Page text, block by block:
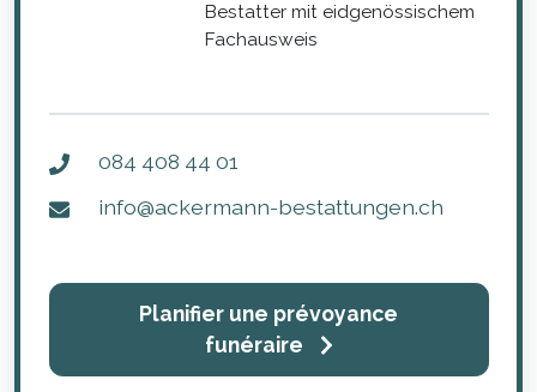
Bestatter mit eidgenössischem
Fachausweis
084 408 44 01
info@ackermann-bestattungen.ch
Planifier une prévoyance
funéraire